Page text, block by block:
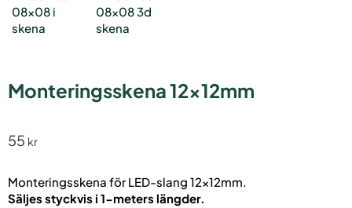
Monteringsskena 12x12mm
55 kr
Monteringsskena för LED-slang 12x12mm.
Säljes styckvis i 1-meters längder.